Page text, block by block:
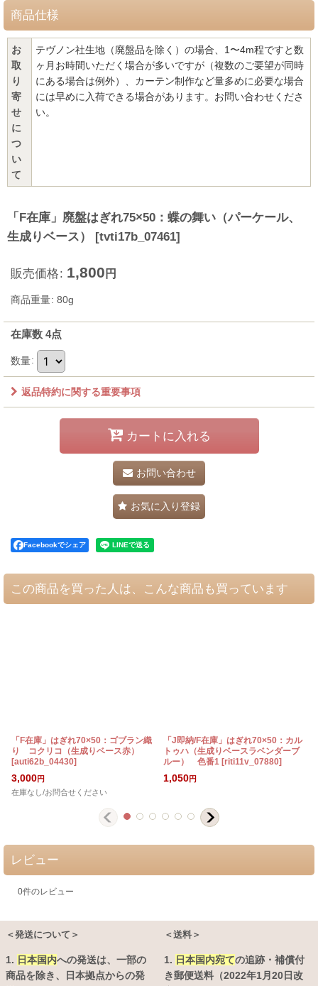
商品仕様
お
取
り
寄
せ
に
つ
い
て
テヴノン社生地（廃盤品を除く）の場合、1〜4m程ですと数
ヶ月お時間いただく場合が多いですが（複数のご要望が同時
にある場合は例外）、カーテン制作など量多めに必要な場合
には早めに入荷できる場合があります。お問い合わせくださ
い。
「F在庫」廃盤はぎれ75×50：蝶の舞い（パーケール、
生成りベース）
[tvti17b_07461]
販売価格: 1,800 円
商品重量: 80g
在庫数 4点
数量:
返品特約に関する重要事項
カートに入れる
お問い合わせ
お気に入り登録
Facebookでシェア
この商品を買った人は、こんな商品も買っています
「F在庫」はぎれ70×50：ゴブラン織
り コクリコ（生成りベース赤）
[auti62b_04430]
3,000円
在庫なし/お問合せください
「J即納/F在庫」はぎれ70×50：カル
トゥハ（生成りベースラベンダーブ
ルー） 色番1 [riti11v_07880]
1,050円
レビュー
0件のレビュー
＜発送について＞
1. 日本国内への発送は、 一部の
商品を除き、日本拠点からの発
＜送料＞
1. 日本国内宛ての追跡・補償付
き郵便送料（2022年1月20日改